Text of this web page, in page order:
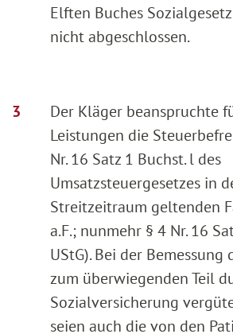
Elften Buches
nicht abgeschlossen.
Der Kläger beanspruchte
Leistungen die
Nr. 16 Satz 1 Buchst. l des
Umsatzsteuergesetzes in
Streitzeitraum geltenden
a.F.; nunmehr § 4 Nr. 16
UStG). Bei der Bemessung
zum überwiegenden Teil
Sozialversicherung
seien auch die von den